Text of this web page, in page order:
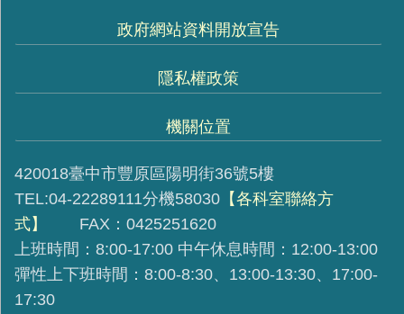
政府網站資料開放宣告
隱私權政策
機關位置
420018臺中市豐原區陽明街36號5樓
TEL:04-22289111分機58030 【各科室聯絡方
式】
FAX：0425251620
上班時間：8:00-17:00 中午休息時間：12:00-13:00
彈性上下班時間：8:00-8:30、13:00-13:30、17:00-
17:30